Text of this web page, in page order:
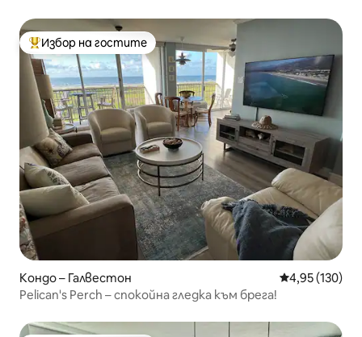
Най-популярен избор на гостите
Избор на гостите
Кондо – Галвестон Средна
4,95 (130)
Pelican's Perch – спокойна гледка към брега!